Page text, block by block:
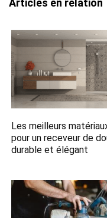
Articles en relation
Les meilleurs
pour un receveur de
durable et élégant